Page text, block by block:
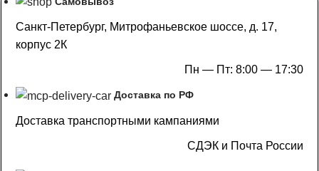
Санкт-Петербург, Митрофаньевское шоссе, д. 17,
корпус 2К
Пн — Пт: 8:00 — 17:30
Доставка по РФ
Доставка транспортными кампаниями
СДЭК и Почта России